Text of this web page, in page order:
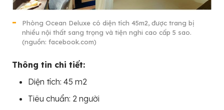
Phòng Ocean Deluxe có diện tích 45m2, được trang bị
nhiều nội thất sang trọng và tiện nghi cao cấp 5 sao.
(nguồn: facebook.com)
Thông tin chi tiết:
Diện tích: 45 m2
Tiêu chuẩn: 2 người